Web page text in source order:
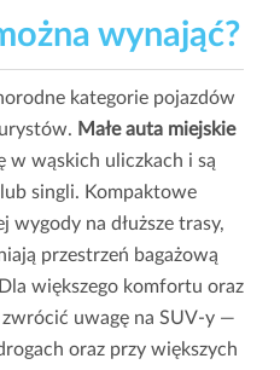
wynająć?
kategorie pojazdów
Małe auta miejskie
w wąskich uliczkach i są
singli. Kompaktowe
wygody na dłuższe trasy,
przestrzeń bagażową
większego komfortu oraz
uwagę na SUV-y —
oraz przy większych